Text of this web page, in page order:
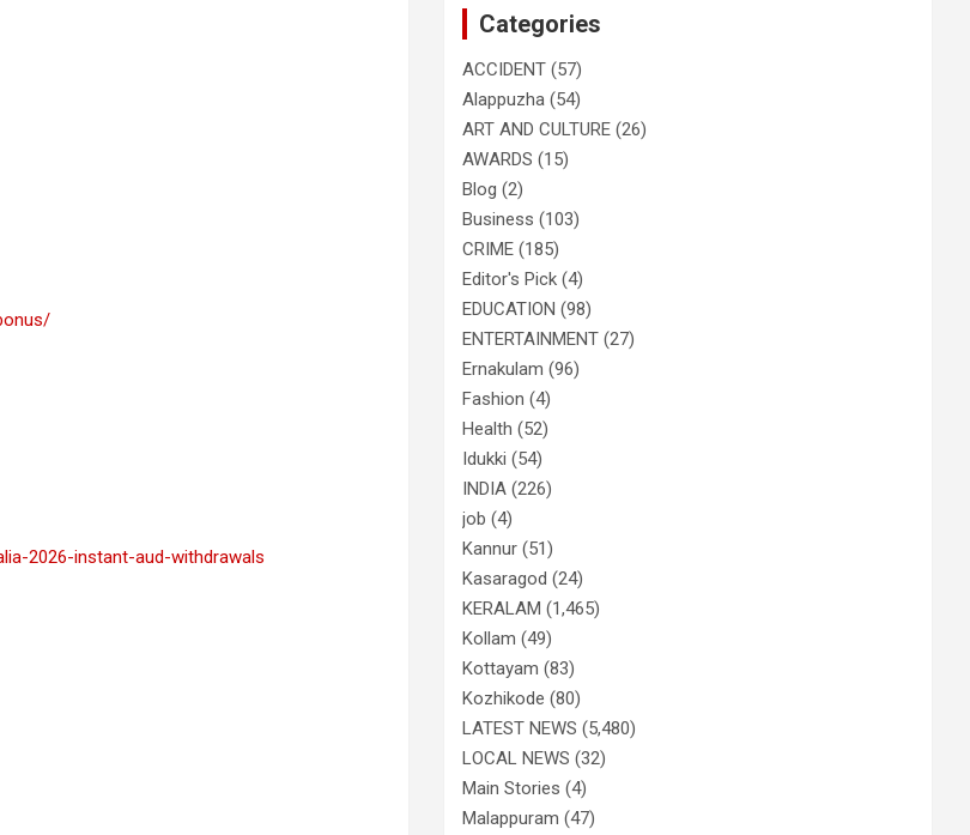
2026-instant-aud-withdrawals
Categories
ACCIDENT (57)
Alappuzha (54)
ART AND CULTURE (26)
AWARDS (15)
Blog (2)
Business (103)
CRIME (185)
Editor's Pick (4)
EDUCATION (98)
ENTERTAINMENT (27)
Ernakulam (96)
Fashion (4)
Health (52)
Idukki (54)
INDIA (226)
job (4)
Kannur (51)
Kasaragod (24)
KERALAM (1,465)
Kollam (49)
Kottayam (83)
Kozhikode (80)
LATEST NEWS (5,480)
LOCAL NEWS (32)
Main Stories (4)
Malappuram (47)